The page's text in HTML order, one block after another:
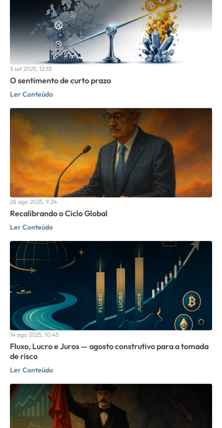
3 set 2025, 12:33
O sentimento de curto prazo
Ler Conteúdo
28 ago 2025, 9:24
Recalibrando o Ciclo Global
Ler Conteúdo
14 ago 2025, 10:45
Fluxo, Lucro e Juros — agosto construtivo para a tomada
de risco
Ler Conteúdo